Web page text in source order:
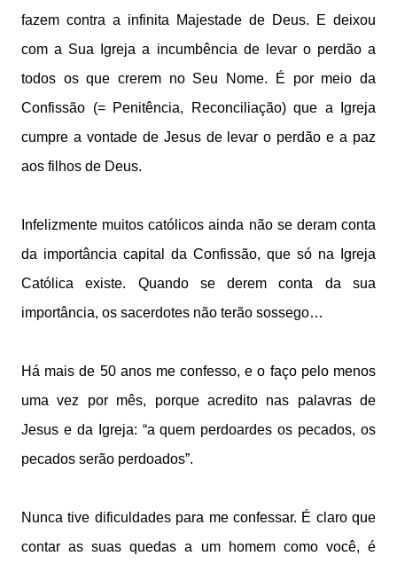
fazem contra a infinita Majestade de Deus. E deixou
com a Sua Igreja a incumbência de levar o perdão a
todos os que crerem no Seu Nome. É por meio da
Confissão (= Penitência, Reconciliação) que a Igreja
cumpre a vontade de Jesus de levar o perdão e a paz
aos filhos de Deus.
Infelizmente muitos católicos ainda não se deram conta
da importância capital da Confissão, que só na Igreja
Católica existe. Quando se derem conta da sua
importância, os sacerdotes não terão sossego…
Há mais de 50 anos me confesso, e o faço pelo menos
uma vez por mês, porque acredito nas palavras de
Jesus e da Igreja: “a quem perdoardes os pecados, os
pecados serão perdoados”.
Nunca tive dificuldades para me confessar. É claro que
contar as suas quedas a um homem como você, é